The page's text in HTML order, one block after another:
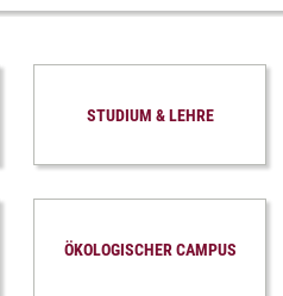
STUDIUM & LEHRE
ÖKOLOGISCHER CAMPUS